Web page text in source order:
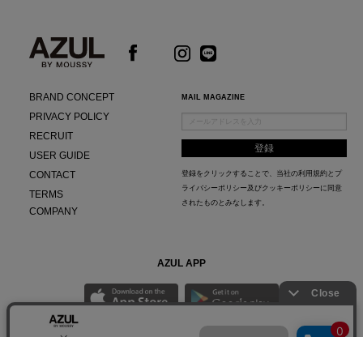
BRAND CONCEPT
PRIVACY POLICY
RECRUIT
USER GUIDE
CONTACT
TERMS
COMPANY
MAIL MAGAZINE
登録をクリックすることで、当社の利用規約と プ
ライバシーポリシー及びクッキーポリシー に同意
されたものとみなします。
AZUL APP